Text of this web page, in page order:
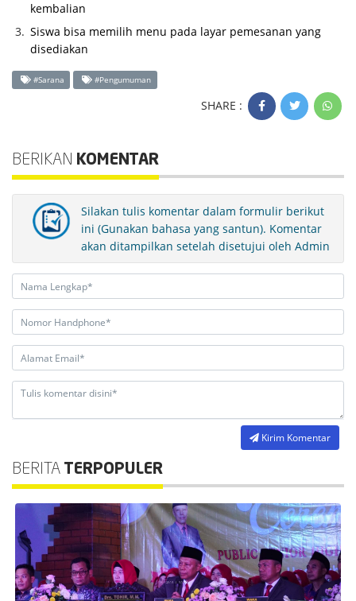
kembalian
Siswa bisa memilih menu pada layar pemesanan yang
disediakan
#Sarana #Pengumuman
SHARE :
BERIKAN KOMENTAR
Silakan tulis komentar dalam formulir berikut
ini (Gunakan bahasa yang santun). Komentar
akan ditampilkan setelah disetujui oleh Admin
Kirim Komentar
BERITA TERPOPULER